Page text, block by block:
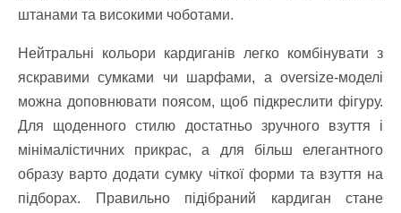
штанами та високими чоботами.
Нейтральні кольори кардиганів легко комбінувати з
яскравими сумками чи шарфами, а oversize-моделі
можна доповнювати поясом, щоб підкреслити фігуру.
Для щоденного стилю достатньо зручного взуття і
мінімалістичних прикрас, а для більш елегантного
образу варто додати сумку чіткої форми та взуття на
підборах. Правильно підібраний кардиган стане